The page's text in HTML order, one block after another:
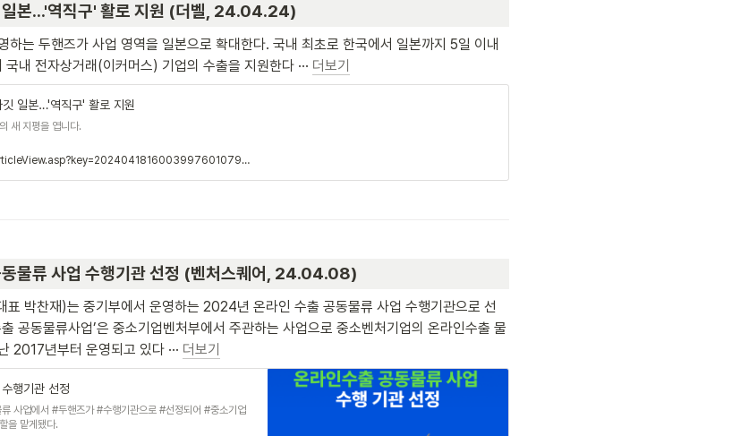
일본…'역직구' 활로 지원 (더벨, 24.04.24)
하는 두핸즈가 사업 영역을 일본으로 확대한다. 국내 최초로 한국에서 일본까지 5일 이내
내 전자상거래(이커머스) 기업의 수출을 지원한다 ··· 더보기
일본…'역직구' 활로 지원
새 지평을 엽니다.
https://www.thebell.co.kr/free/content/ArticleView.asp?key=202404181600399760107972
물류 사업 수행기관 선정 (벤처스퀘어, 24.04.08)
표 박찬재)는 중기부에서 운영하는 2024년 온라인 수출 공동물류 사업 수행기관으로 선
공동물류사업’은 중소기업벤처부에서 주관하는 사업으로 중소벤처기업의 온라인수출 물
2017년부터 운영되고 있다 ··· 더보기
행기관 선정
사업에서 #두핸즈가 #수행기관으로 #선정되어 #중소기업
을 맡게됐다.